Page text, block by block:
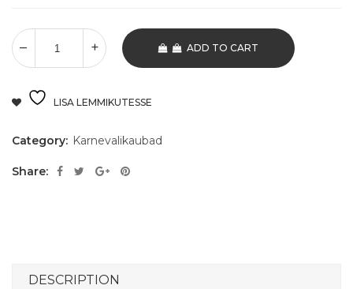
ADD TO CART
LISA LEMMIKUTESSE
Category: Karnevalikaubad
Share:
DESCRIPTION